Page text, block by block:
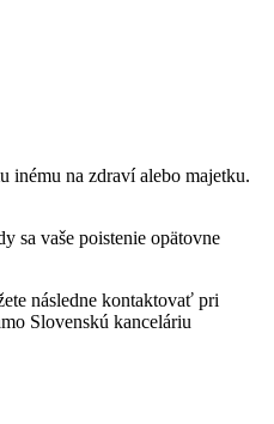
inému na zdraví alebo majetku.
sa vaše poistenie opätovne
následne kontaktovať pri
Slovenskú kanceláriu